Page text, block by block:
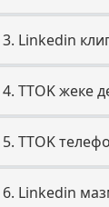
3. Linkedin
4. TTOK жеке
5. TTOK
6. Linkedin